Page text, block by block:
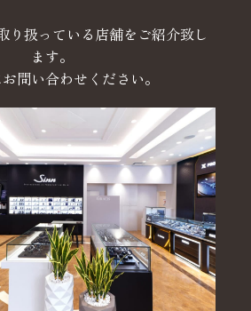
り扱っている店舗をご紹介致し
ます。
問い合わせください。